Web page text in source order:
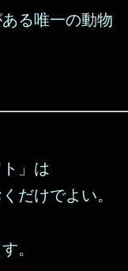
る唯一の動物
」は
だけでよい。
。